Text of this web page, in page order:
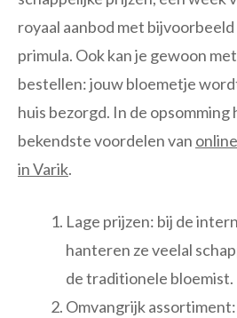
royaal aanbod met
primula. Ook kan je gewoon
bestellen: jouw bloemetje
huis bezorgd. In de
bekendste voordelen van
in Varik.
Lage prijzen: bij de
hanteren ze veelal
de traditionele bloemist.
Omvangrijk